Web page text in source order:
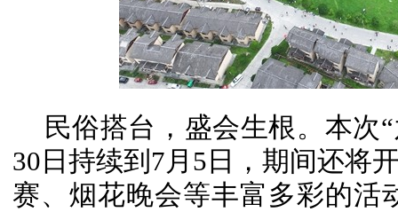
民俗搭台，盛会生根。本次
30日持续到7月5日，期间还将
赛、烟花晚会等丰富多彩的活